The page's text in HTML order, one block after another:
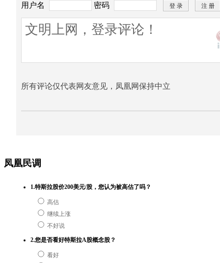
用户名 密码
所有评论仅代表网友意见，凤凰网保持中立
凤凰民调
1.特斯拉股价200美元/股，您认为被高估了吗？
高估
继续上涨
不好说
2.您是否看好特斯拉A股概念股？
看好